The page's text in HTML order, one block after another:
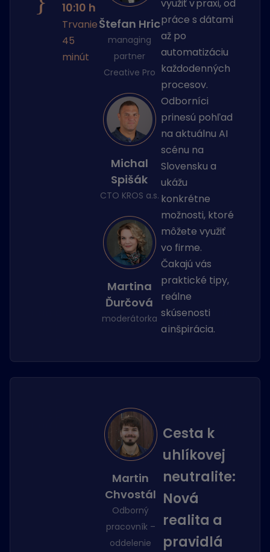
10:10 h
Trvanie
45
minút
Štefan Hric
managing
partner
Creative Pro
Michal
Spišák
CTO KROS a.s.
Martina
Ďurčová
moderátorka
využiť v praxi, od
práce s dátami
až po
automatizáciu
každodenných
procesov.
Odborníci
prinesú pohľad
na aktuálnu AI
scénu na
Slovensku a
ukážu
konkrétne
možnosti, ktoré
môžete využiť
vo firme.
Čakajú vás
praktické tipy,
reálne
skúsenosti
a inšpirácia.
Martin
Chvostál
Odborný
pracovník –
oddelenie
Cesta k
uhlíkovej
neutralite:
Nová
realita a
pravidlá